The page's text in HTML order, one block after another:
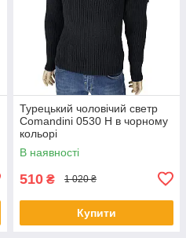
Турецький чоловічий светр
Comandini 0530 Н в чорному
кольорі
В наявності
510 ₴ 1 020 ₴
Купити